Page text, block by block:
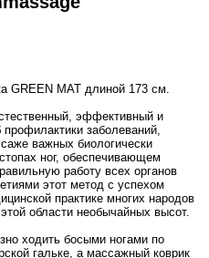
GREEN MAT длиной 173 см.
эффективный и
заболеваний,
важных биологически
ног, обеспечивающем
работу всех органов
этот метод с успехом
практике многих народов
области необычайных высот.
ходить босыми ногами по
гальке, а массажный коврик